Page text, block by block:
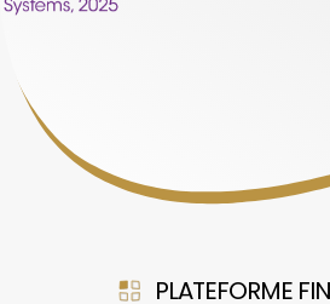
PLATEFORME